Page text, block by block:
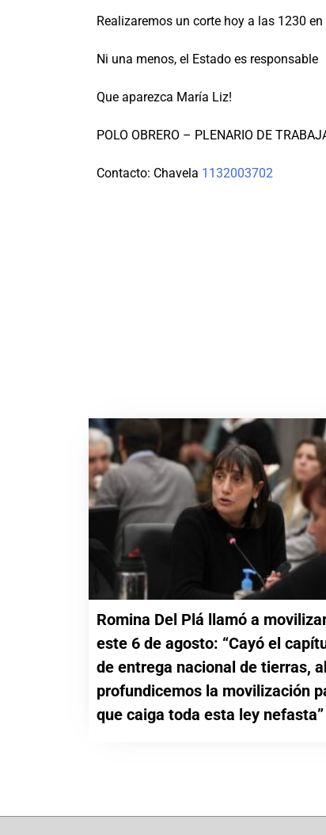
Realizaremos un corte hoy a las 1230
Ni una menos, el Estado es responsable
Que aparezca María Liz!
POLO OBRERO – PLENARIO DE
Contacto: Chavela 1132003702
Romina Del Plá llamó a
este 6 de agosto: “Cayó el
de entrega nacional de tierras,
profundicemos la movilización
que caiga toda esta ley nefasta”